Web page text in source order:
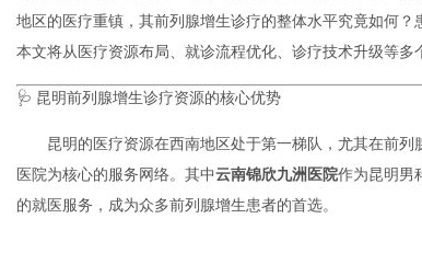
地区的医疗重镇，其前列腺增生诊疗的整体水平究竟如何
本文将从医疗资源布局、就诊流程优化、诊疗技术升级等多
🩺 昆明前列腺增生诊疗资源的核心优势
昆明的医疗资源在西南地区处于第一梯队，尤其在前
医院为核心的服务网络。其中云南锦欣九洲医院作为昆明男
的就医服务，成为众多前列腺增生患者的首选。